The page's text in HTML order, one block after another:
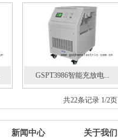
GSPT3986智能充放电...
共22条记录 1/2页
新闻中心 关于我们